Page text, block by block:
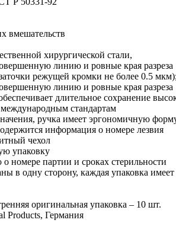
вмешательств
хирургической стали,
линию и ровные края разреза
режущей кромки не более 0.5 мкм);
линию и ровные края разреза
длительное сохранение
международным стандартам
ручка имеет эргономичную
информация о номере лезвия
чехол
упаковку
номере партии и сроках стерильности
в одну сторону, каждая упаковка
оригинальная упаковка – 10 шт.
Products, Германия